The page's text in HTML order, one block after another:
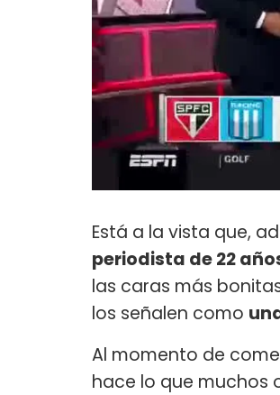
Está a la vista que,
periodista de 22
las caras más
los señalen como
Al momento de
hace lo que muchos